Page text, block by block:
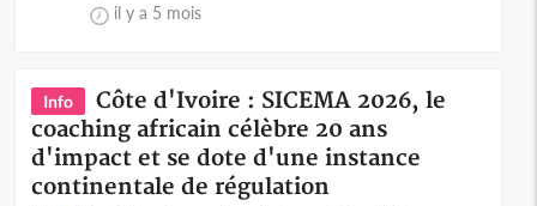
il y a 5 mois
Info
Côte d'Ivoire : SICEMA 2026, le
coaching africain célèbre 20 ans
d'impact et se dote d'une instance
continentale de régulation